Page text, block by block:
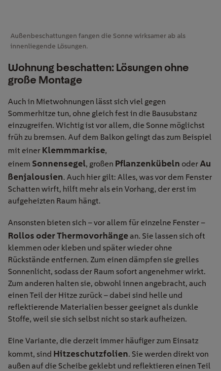
Außenbeschattungen fangen die Sonne wirksamer ab als
innenliegende Lösungen.
Wohnung beschatten: Lösungen ohne
große Montage
Auch in Mietwohnungen lässt sich viel gegen
Sommerhitze tun, ohne gleich fest in die Bausubstanz
einzugreifen. Wichtig ist vor allem, die Sonne möglichst
früh zu bremsen. Auf dem Balkon gelingt das zum Beispiel
mit einer Klemmmarkise,
einem Sonnensegel, großen Pflanzenkübeln oder Au
ßenjalousien. Auch hier gilt: Alles, was vor dem Fenster
Schatten wirft, hilft mehr als ein Vorhang, der erst im
aufgeheizten Raum hängt.
Ansonsten bieten sich – vor allem für einzelne Fenster –
Rollos oder Thermovorhänge an. Sie lassen sich oft
klemmen oder kleben und später wieder ohne
Rückstände entfernen. Zum einen dämpfen sie grelles
Sonnenlicht, sodass der Raum sofort angenehmer wirkt.
Zum anderen halten sie, obwohl innen angebracht, auch
einen Teil der Hitze zurück – dabei sind helle und
reflektierende Materialien besser geeignet als dunkle
Stoffe, weil sie sich selbst nicht so stark aufheizen.
Eine Variante, die derzeit immer häufiger zum Einsatz
kommt, sind Hitzeschutzfolien. Sie werden direkt von
außen auf die Scheibe geklebt und reflektieren einen Teil